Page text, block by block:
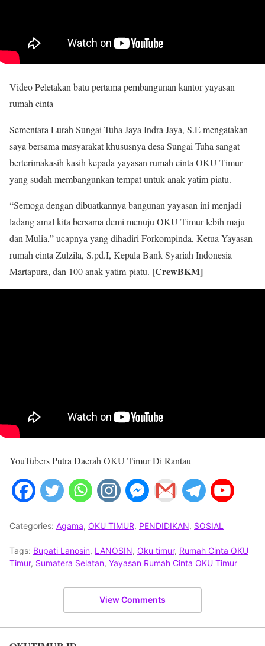
Video Peletakan batu pertama pembangunan kantor yayasan
rumah cinta
Sementara Lurah Sungai Tuha Jaya Indra Jaya, S.E mengatakan
saya bersama masyarakat khususnya desa Sungai Tuha sangat
berterimakasih kasih kepada yayasan rumah cinta OKU Timur
yang sudah membangunkan tempat untuk anak yatim piatu.
“Semoga dengan dibuatkannya bangunan yayasan ini menjadi
ladang amal kita bersama demi menuju OKU Timur lebih maju
dan Mulia,” ucapnya yang dihadiri Forkompinda, Ketua Yayasan
rumah cinta Zulzila, S.pd.I, Kepala Bank Syariah Indonesia
Martapura, dan 100 anak yatim-piatu. [CrewBKM]
YouTubers Putra Daerah OKU Timur Di Rantau
Categories: Agama, OKU TIMUR, PENDIDIKAN, SOSIAL
Tags: Bupati Lanosin, LANOSIN, Oku timur, Rumah Cinta OKU
Timur, Sumatera Selatan, Yayasan Rumah Cinta OKU Timur
View Comments